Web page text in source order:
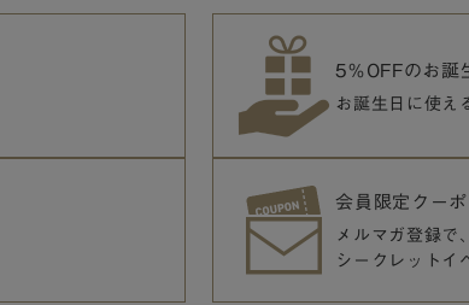
5％OFFのお誕
お誕生日に使え
会員限定クーポ
メルマガ登録で
シークレットイ